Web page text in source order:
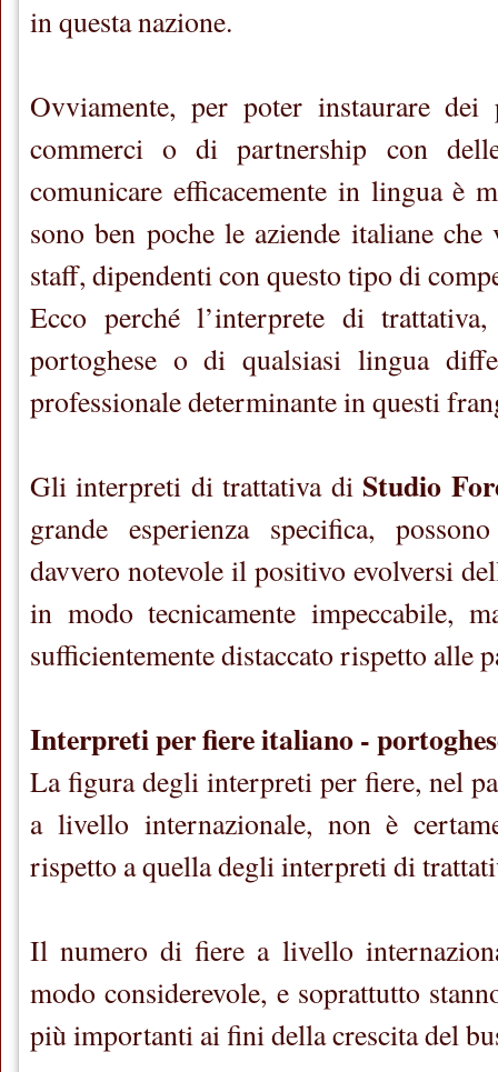
in questa nazione.
Ovviamente, per poter instaurare
commerci o di partnership con
comunicare efficacemente in lingua è
sono ben poche le aziende italiane
staff, dipendenti con questo tipo di
Ecco perché l’interprete di
portoghese o di qualsiasi lingua
professionale determinante in questi
Gli interpreti di trattativa diStudio
grande esperienza specifica,
davvero notevole il positivo evolversi
in modo tecnicamente impeccabile,
sufficientemente distaccato rispetto alle
Interpreti per fiere italiano -
La figura degli interpreti per fiere, nel
a livello internazionale, non è
rispetto a quella degli interpreti di
Il numero di fiere a livello
modo considerevole, e soprattutto
più importanti ai fini della crescita del